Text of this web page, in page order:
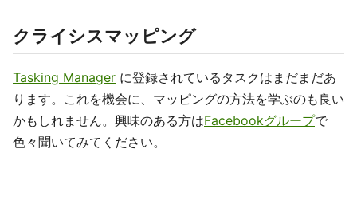
クライシスマッピング
Tasking Manager に登録されているタスクはまだまだあ
ります。これを機会に、マッピングの方法を学ぶのも良い
かもしれません。興味のある方はFacebookグループで
色々聞いてみてください。